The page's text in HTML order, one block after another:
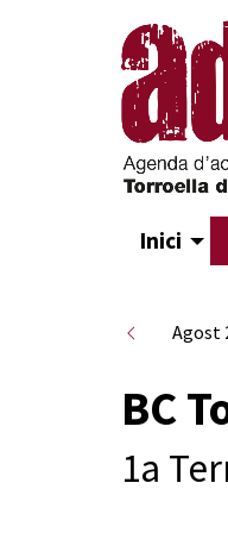
Inici
Agost
BC
1a